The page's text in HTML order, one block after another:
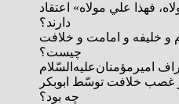
فهذا علي مولاه» اعتقاد
دارند؟
امام و خلیفه و امامت و خلافت
چیست؟
انصراف امیرمؤمنان‌علیه‌السّلام
غصب خلافت توسّط ابوبکر
چه بود؟